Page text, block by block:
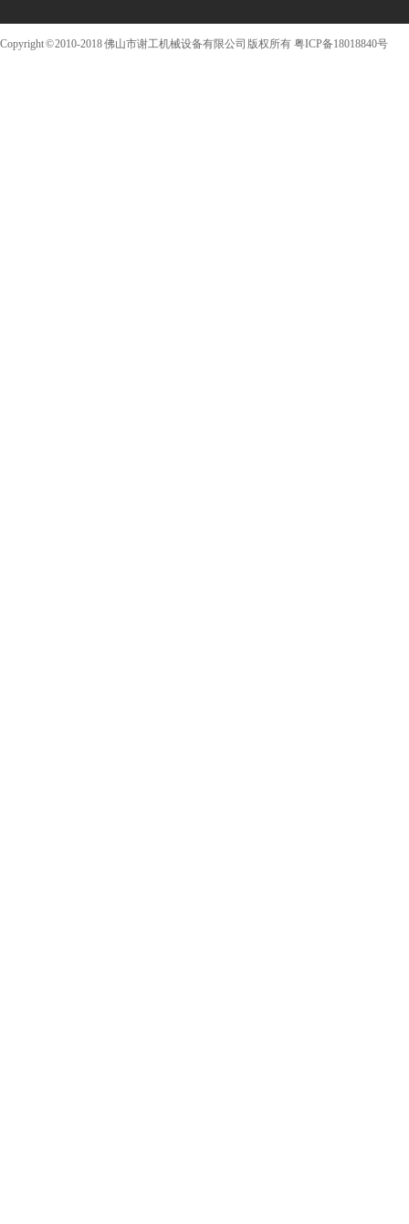
Copyright © 2010-2018 佛山市谢工机械设备有限公司 版权所有 粤ICP备18018840号